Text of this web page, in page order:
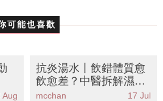
可能也喜歡
Aug
抗炎湯水丨飲錯體質愈
飲愈差？中醫拆解濕熱/
虛寒食療＋10大抗炎食
mcchan 17 Jul